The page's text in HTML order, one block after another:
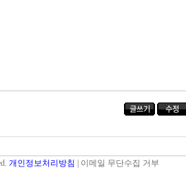
개인정보처리방침
| 이메일 무단수집 거부